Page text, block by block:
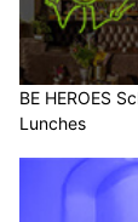
BE HEROES
Lunches